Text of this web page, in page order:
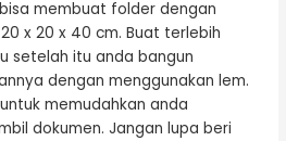
membuat folder dengan
x 20 x 40 cm. Buat terlebih
setelah itu anda bangun
dengan menggunakan lem.
memudahkan anda
dokumen. Jangan lupa beri